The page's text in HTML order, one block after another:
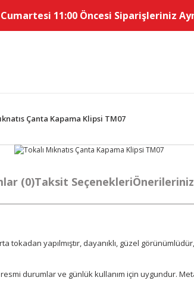
11:00 Öncesi Siparişleriniz
Çanta Kapama Klipsi TM07
(0)Taksit SeçenekleriÖnerileriniz
tokadan yapılmıştır, dayanıklı, güzel
durumlar ve günlük kullanım için uygundur.